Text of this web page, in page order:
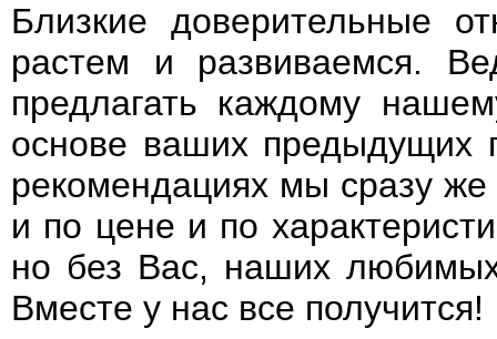
Близкие доверительные
растем и развиваемся.
предлагать каждому
основе ваших предыдущих
рекомендациях мы сразу
и по цене и по
но без Вас, наших
Вместе у нас все получится!